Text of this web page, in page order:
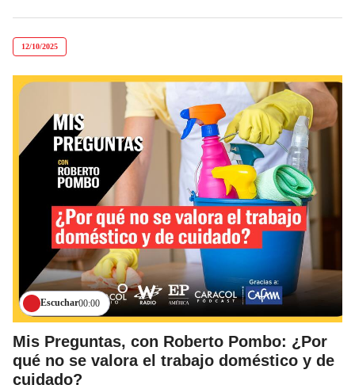
12/10/2025
Escuchar00:00
Mis Preguntas, con Roberto Pombo: ¿Por
qué no se valora el trabajo doméstico y de
cuidado?